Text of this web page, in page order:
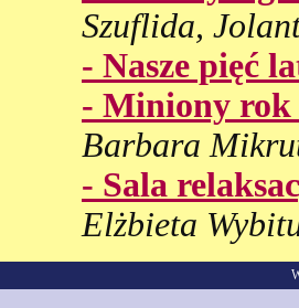
Szuflida,
- Nasze pięć
- Miniony rok
Barbara
- Sala
Elżbieta